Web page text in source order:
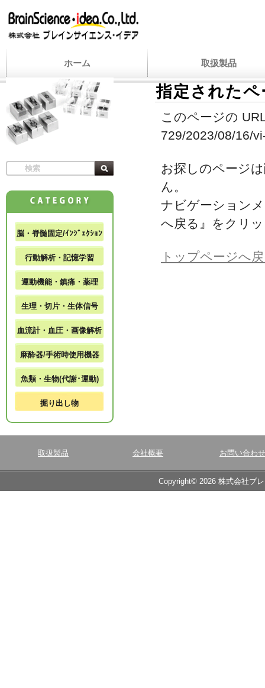
ホーム 取扱製品
指定された
このページの
729/2023/08/16/
お探しのページ
ん。
ナビゲーション
へ戻る』をクリ
トップページへ
脳・脊髄固定/ｲﾝｼﾞｪｸｼｮﾝ
行動解析・記憶学習
運動機能・鎮痛・薬理
生理・切片・生体信号
血流計・血圧・画像解析
麻酔器/手術時使用機器
魚類・生物(代謝･運動)
掘り出し物
取扱製品 会社概要 お問い合わせ
Copyright© 2026 株式会社ブ